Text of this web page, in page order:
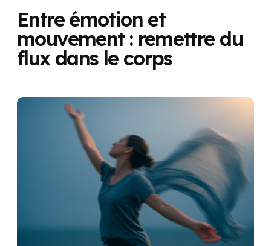
Entre émotion et
mouvement : remettre du
flux dans le corps